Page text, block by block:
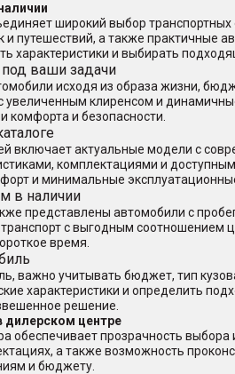
широкий выбор
и путешествий, а также практичные
характеристики и выбирать
ваши задачи
исходя из образа жизни,
увеличенным клиренсом и
и безопасности.
включает актуальные модели с
комплектациями и
и минимальные
в наличии
представлены автомобили с
транспорт с выгодным
время.
важно учитывать бюджет, тип
характеристики и определить
решение.
дилерском центре
обеспечивает прозрачность
а также возможность
и бюджету.